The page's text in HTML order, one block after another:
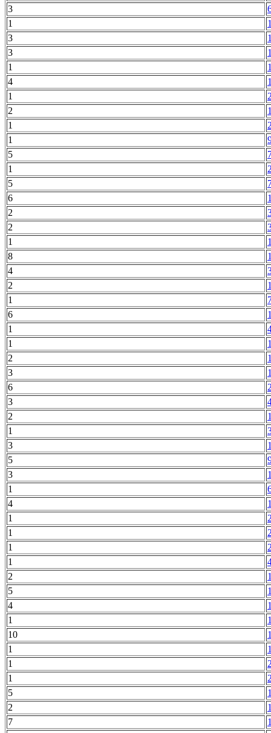
3
1
3
3
1
4
1
2
1
1
5
1
5
6
2
2
1
8
4
2
1
6
1
1
2
3
6
3
2
1
3
5
3
1
4
1
1
1
1
2
5
4
1
10
1
1
1
5
2
7